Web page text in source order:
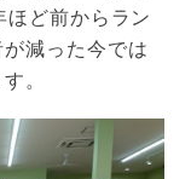
ど前からラン
減った今では
。